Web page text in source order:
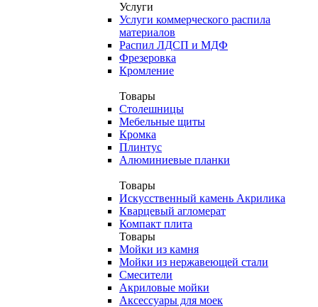
Услуги
Услуги коммерческого распила
материалов
Распил ЛДСП и МДФ
Фрезеровка
Кромление
Товары
Столешницы
Мебельные щиты
Кромка
Плинтус
Алюминиевые планки
Товары
Искусственный камень Акрилика
Кварцевый агломерат
Компакт плита
Товары
Мойки из камня
Мойки из нержавеющей стали
Смесители
Акриловые мойки
Аксессуары для моек